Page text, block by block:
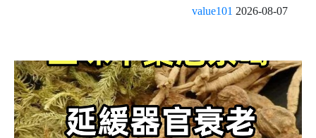
value101 2026-08-07